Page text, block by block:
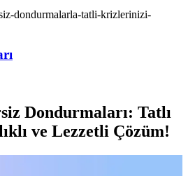
dondurmalarla-tatli-krizlerinizi-
Dondurmaları: Tatlı
ve Lezzetli Çözüm!